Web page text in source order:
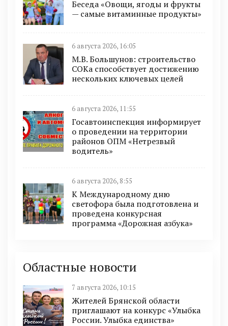
Беседа «Овощи, ягоды и фрукты
— самые витаминные продукты»
6 августа 2026, 16:05
М.В. Большунов: строительство
СОКа способствует достижению
нескольких ключевых целей
6 августа 2026, 11:55
Госавтоинспекция информирует
о проведении на территории
районов ОПМ «Нетрезвый
водитель»
6 августа 2026, 8:55
К Международному дню
светофора была подготовлена и
проведена конкурсная
программа «Дорожная азбука»
Областные новости
7 августа 2026, 10:15
Жителей Брянской области
приглашают на конкурс «Улыбка
России. Улыбка единства»